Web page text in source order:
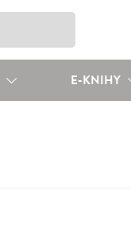
E-KNIHY